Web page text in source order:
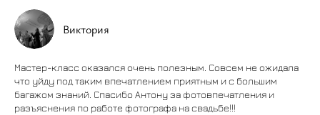
Виктория
Мастер-класс оказался очень полезным. Совсем не ожидала
что уйду под таким впечатлением приятным и с большим
багажом знаний. Спасибо Антону за фотовпечатления и
разъяснения по работе фотографа на свадьбе!!!